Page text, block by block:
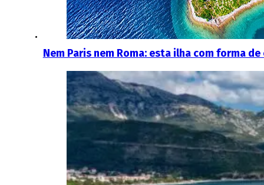
Nem Paris nem Roma: esta ilha com forma